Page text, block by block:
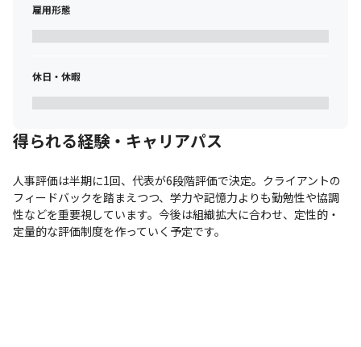
雇用形態
休日・休暇
得られる経験・キャリアパス
人事評価は半期に1回、代表が6段階評価で決定。クライアントの
フィードバックを踏まえつつ、学力や記憶力よりも勤勉性や協調
性などを重要視しています。今後は組織拡大に合わせ、定性的・
定量的な評価制度を作っていく予定です。